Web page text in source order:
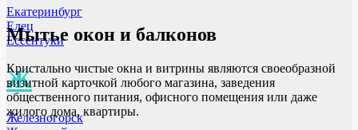
Екатеринбург
Елец
Ессентуки
Ж
Железногорск
Мытье окон и балконов
Кристально чистые окна и витрины являются своеобразной
визитной карточкой любого магазина, заведения
общественного питания, офисного помещения или даже
жилого дома, квартиры.